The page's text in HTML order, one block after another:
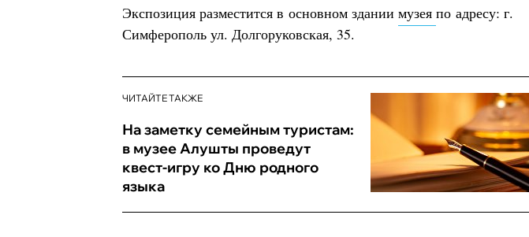
Экспозиция разместится в основном здании музея по адресу: г.
Симферополь ул. Долгоруковская, 35.
ЧИТАЙТЕ ТАКЖЕ
На заметку семейным туристам:
в музее Алушты проведут
квест-игру ко Дню родного
языка